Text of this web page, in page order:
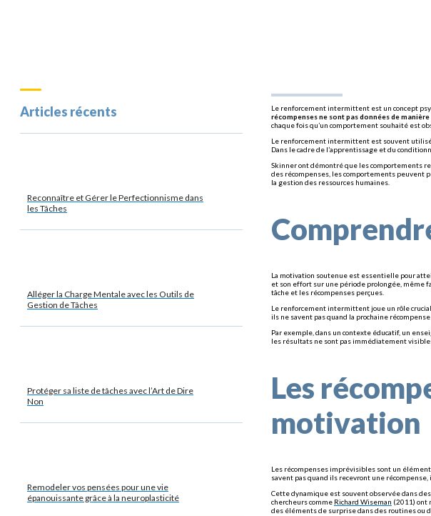
Articles récents
Reconnaître et Gérer le Perfectionnisme dans
les Tâches
Alléger la Charge Mentale avec les Outils de
Gestion de Tâches
Protéger sa liste de tâches avec l’Art de Dire
Non
Remodeler vos pensées pour une vie
épanouissante grâce à la neuroplasticité
Le renforcement intermittent est un concept
récompenses ne sont pas données de
chaque fois qu’un comportement souhaité est
Le renforcement intermittent est souvent
Dans le cadre de l’apprentissage et du
Skinner ont démontré que les comportements
des récompenses, les comportements
la gestion des ressources humaines.
La motivation soutenue est essentielle pour
et son effort sur une période prolongée, même
tâche et les récompenses perçues.
Le renforcement intermittent joue un rôle
ils ne savent pas quand la prochaine
Par exemple, dans un contexte éducatif, un
les résultats ne sont pas immédiatement
Les
motivation
Les récompenses imprévisibles sont un
savent pas quand ils recevront une
Cette dynamique est souvent observée dans
chercheurs comme Richard Wiseman (2011) ont
des éléments de surprise dans des routines ou